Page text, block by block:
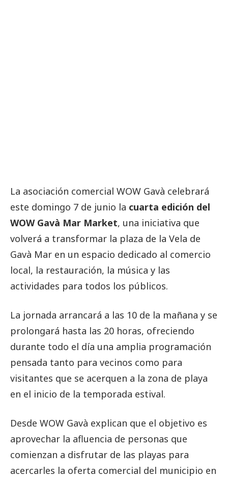
La asociación comercial WOW Gavà celebrará
este domingo 7 de junio la cuarta edición del
WOW Gavà Mar Market, una iniciativa que
volverá a transformar la plaza de la Vela de
Gavà Mar en un espacio dedicado al comercio
local, la restauración, la música y las
actividades para todos los públicos.
La jornada arrancará a las 10 de la mañana y se
prolongará hasta las 20 horas, ofreciendo
durante todo el día una amplia programación
pensada tanto para vecinos como para
visitantes que se acerquen a la zona de playa
en el inicio de la temporada estival.
Desde WOW Gavà explican que el objetivo es
aprovechar la afluencia de personas que
comienzan a disfrutar de las playas para
acercarles la oferta comercial del municipio en